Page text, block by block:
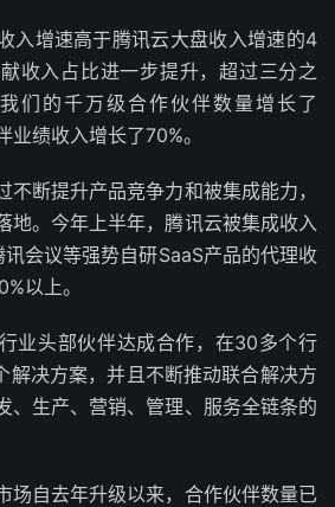
入增速高于腾讯云大盘收入增速的4
收入占比进一步提升，超过三分之
们的千万级合作伙伴数量增长了
绩收入增长了70%。
不断提升产品竞争力和被集成能力，
地。今年上半年，腾讯云被集成收入
会议等强势自研SaaS产品的代理收
以上。
业头部伙伴达成合作，在30多个行
解决方案，并且不断推动联合解决方
、生产、营销、管理、服务全链条的
场自去年升级以来，合作伙伴数量已